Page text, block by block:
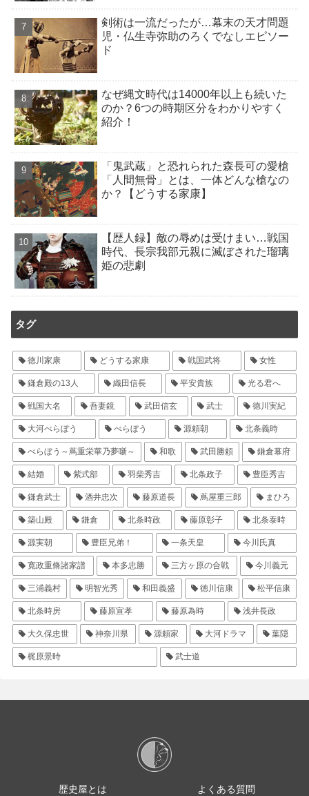
剣術は一流だったが…幕末の天才問題
児・仏生寺弥助のろくでなしエピソー
ド
なぜ縄文時代は14000年以上も続いた
のか？6つの時期区分をわかりやすく
紹介！
「鬼武蔵」と恐れられた森長可の愛槍
「人間無骨」とは、一体どんな槍なの
か？【どうする家康】
【歴人録】敵の辱めは受けまい…戦国
時代、長宗我部元親に滅ぼされた瑠璃
姫の悲劇
タグ
徳川家康 どうする家康 戦国武将 女性
鎌倉殿の13人 織田信長 平安貴族 光る君へ
戦国大名 吾妻鏡 武田信玄 武士 徳川実紀
大河べらぼう べらぼう 源頼朝 北条義時
べらぼう～蔦重栄華乃夢噺～ 和歌 武田勝頼 鎌倉幕府
結婚 紫式部 羽柴秀吉 北条政子 豊臣秀吉
鎌倉武士 酒井忠次 藤原道長 蔦屋重三郎 まひろ
築山殿 鎌倉 北条時政 藤原彰子 北条泰時
源実朝 豊臣兄弟！ 一条天皇 今川氏真
寛政重脩諸家譜 本多忠勝 三方ヶ原の合戦 今川義元
三浦義村 明智光秀 和田義盛 徳川信康 松平信康
北条時房 藤原宣孝 藤原為時 浅井長政
大久保忠世 神奈川県 源頼家 大河ドラマ 葉隠
梶原景時 武士道
歴史屋とは よくある質問